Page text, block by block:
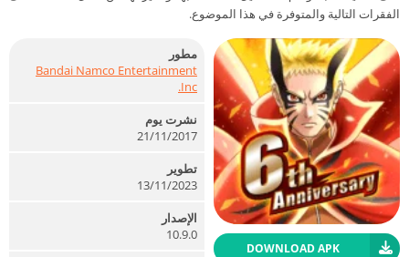
الفقرات التالية والمتوفرة في هذا الموضوع.
DOWNLOAD APK
مطور
Bandai Namco Entertainment
Inc.
نشرت يوم
21/11/2017
تطوير
13/11/2023
الإصدار
10.9.0